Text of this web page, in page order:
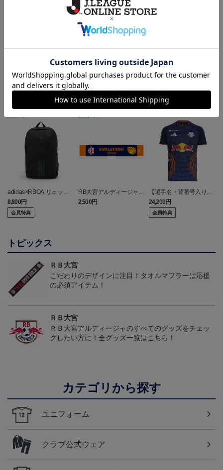
ヘルプページ
ランキング
adidas×RBOA リュック
（選手着用モデル）
8,800円
会員特典
RB大宮アルディージャ
ピカチュウ タオルマフラ
ー
2,500円
【選手名・背番号入り】
2026/27オーセンティッ
クユニフォーム（フィー
ルド1st）
24,200円
会員特典
トピックス
ＲＢ大宮
こだわりのデザインに注目！タオルマフラーは応援
の必須アイテム！
ＲＢ大宮
ＲＢ大宮アルディージャのすべてのグッズをチェッ
クしたい方に！全グッズ一覧はこちら！
カテゴリから探す
ユニフォーム
クラブ公式ウェア